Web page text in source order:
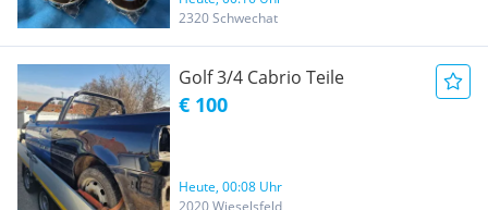
2320 Schwechat
Golf 3/4 Cabrio Teile
€ 100
Heute, 00:08 Uhr
2020 Wieselsfeld